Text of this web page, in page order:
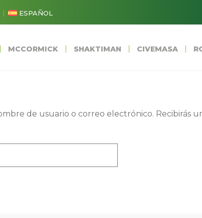
ESPAÑOL
MCCORMICK SHAKTIMAN CIVEMASA
de usuario o correo electrónico. Recibirás